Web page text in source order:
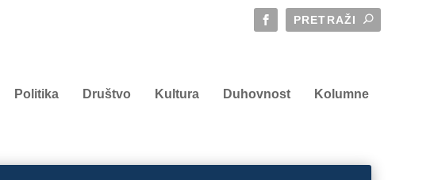
Politika Društvo Kultura Duhovnost Kolumne